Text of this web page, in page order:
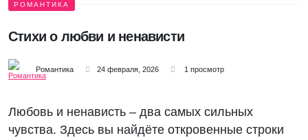
РОМАНТИКА
Стихи о любви и ненависти
Романтика 24 февраля, 2026 1 просмотр
Любовь и ненависть – два самых сильных
чувства. Здесь вы найдёте откровенные строки